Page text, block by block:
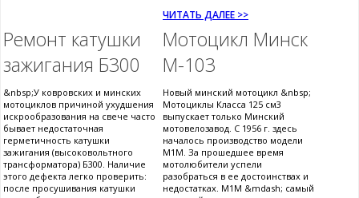
ЧИТАТЬ ДАЛЕЕ >>
Ремонт катушки
зажигания Б300
&nbsp;У ковровских и минских
мотоциклов причиной ухудшения
искрообразования на свече часто
бывает недостаточная
герметичность катушки
зажигания (высоковольтного
трансформатора) Б300. Наличие
этого дефекта легко проверить:
после просушивания катушки
Мотоцикл Минск
М-103
Новый минский мотоцикл &nbsp;
Мотоциклы Класса 125 см3
выпускает только Минский
мотовелозавод. С 1956 г. здесь
началось производство модели
М1М. За прошедшее время
мотолюбители успели
разобраться в ее достоинствах и
недостатках. М1М &mdash; самый